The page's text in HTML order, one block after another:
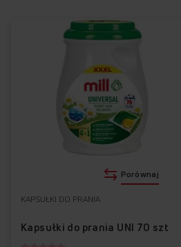
KAPSUŁKI DO PRANIA
Kapsułki do prania UNI 70 szt
Porównaj